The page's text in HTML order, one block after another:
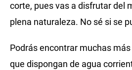
corte, pues vas a disfrutar del
plena naturaleza. No sé si se
Podrás encontrar muchas
que dispongan de agua